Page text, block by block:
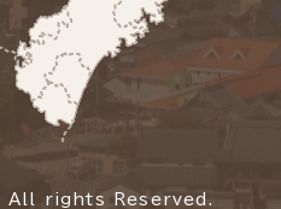
rights Reserved.